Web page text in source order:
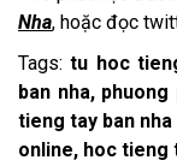
Nha, hoặc đọc
Tags:tu hoc
ban nha,
tieng tay ban
online, hoc tieng